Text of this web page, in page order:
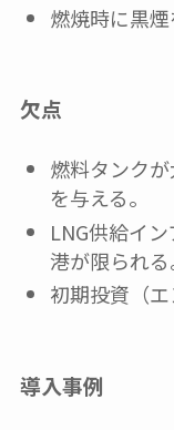
燃焼時に黒煙
欠点
燃料タンク
を与える。
LNG供給イ
港が限られる
初期投資（
導入事例